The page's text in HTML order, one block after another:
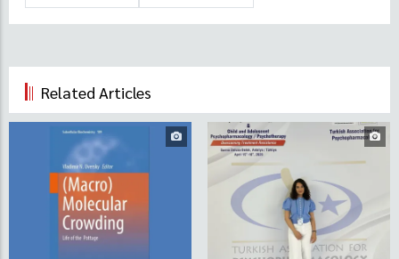
Related Articles